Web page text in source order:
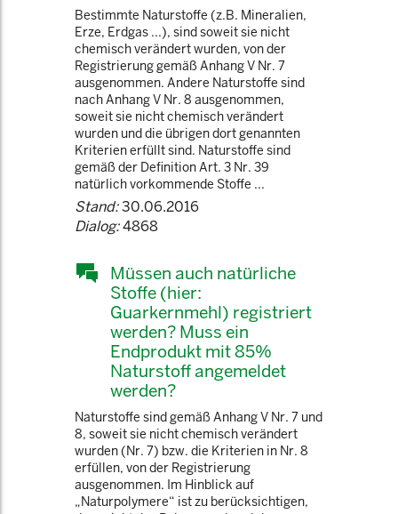
Bestimmte Naturstoffe (z.B. Mineralien,
Erze, Erdgas ...), sind soweit sie nicht
chemisch verändert wurden, von der
Registrierung gemäß Anhang V Nr. 7
ausgenommen. Andere Naturstoffe sind
nach Anhang V Nr. 8 ausgenommen,
soweit sie nicht chemisch verändert
wurden und die übrigen dort genannten
Kriterien erfüllt sind. Naturstoffe sind
gemäß der Definition Art. 3 Nr. 39
natürlich vorkommende Stoffe ...
Stand:30.06.2016
Dialog:4868
Müssen auch natürliche
Stoffe (hier:
Guarkernmehl) registriert
werden? Muss ein
Endprodukt mit 85%
Naturstoff angemeldet
werden?
Naturstoffe sind gemäß Anhang V Nr. 7 und
8, soweit sie nicht chemisch verändert
wurden (Nr. 7) bzw. die Kriterien in Nr. 8
erfüllen, von der Registrierung
ausgenommen. Im Hinblick auf
„Naturpolymere“ ist zu berücksichtigen,